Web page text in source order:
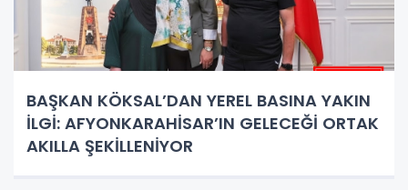
BAŞKAN KÖKSAL’DAN YEREL BASINA YAKIN
İLGİ: AFYONKARAHİSAR’IN GELECEĞİ ORTAK
AKILLA ŞEKİLLENİYOR